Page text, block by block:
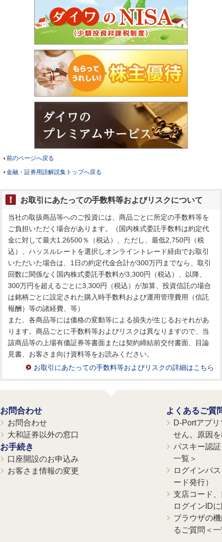
前のページへ戻る
金融・証券用語解説集トップへ戻る
お取引にあたっての手数料等およびリスクについて
当社の取扱商品等へのご投資には、商品ごとに所定の手数料等を
ご負担いただく場合があります。（国内株式委託手数料は約定代
金に対して最大1.26500％（税込）、ただし、最低2,750円（税
込）、ハッスルレートを選択しオンライントレード経由でお取引
いただいた場合は、1日の約定代金合計が300万円までなら、取引
回数に関係なく国内株式委託手数料が3,300円（税込）、以降、
300万円を超えるごとに3,300円（税込）が加算、投資信託の場合
は銘柄ごとに設定された購入時手数料および運用管理費用（信託
報酬）等の諸経費、等）
また、各商品等には価格の変動等による損失が生じるおそれがあ
ります。商品ごとに手数料等およびリスクは異なりますので、当
該商品等の上場有価証券等書面または契約締結前交付書面、目論
見書、お客さま向け資料等をお読みください。
お取引にあたっての手数料等およびリスクの詳細はこちら
お問合わせ
お問合わせ
大和証券以外の窓口
お手続き
口座開設のお申込み
お客さま情報の変更
よくあるご質
D-Portアプ
せん。原因
パスキー認
一覧＞
ログインパ
ード発行）
支店コード
ログインID
ブラウザの
るご質問＜